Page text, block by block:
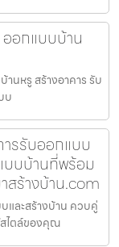
ออกแบบบ้าน
านหรู สร้างอาคาร รับ
บ
ารรับออกแบบ
บบบ้านที่พร้อม
สร้างบ้าน.com
และสร้างบ้าน ควบคู่
ไตล์ของคุณ